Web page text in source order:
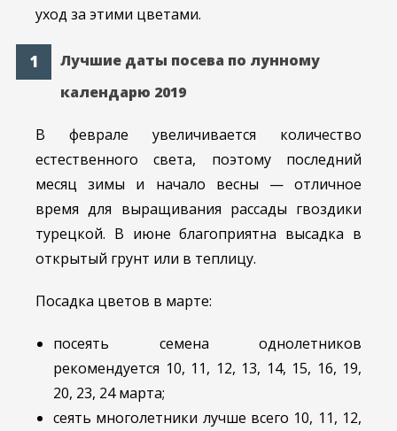
уход за этими цветами.
Лучшие даты посева по лунному
календарю 2019
В феврале увеличивается количество
естественного света, поэтому последний
месяц зимы и начало весны — отличное
время для выращивания рассады гвоздики
турецкой. В июне благоприятна высадка в
открытый грунт или в теплицу.
Посадка цветов в марте:
посеять семена однолетников
рекомендуется 10, 11, 12, 13, 14, 15, 16, 19,
20, 23, 24 марта;
сеять многолетники лучше всего 10, 11, 12,